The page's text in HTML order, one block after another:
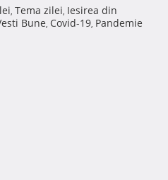
, Tema zilei, Iesirea din
Bune, Covid-19, Pandemie